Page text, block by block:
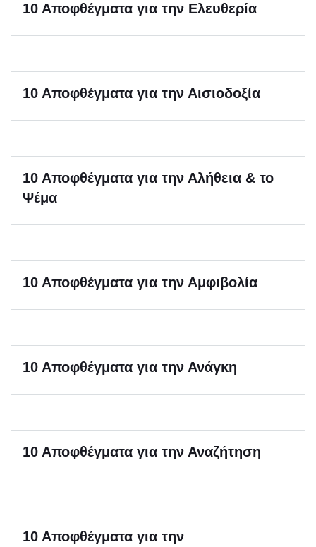
10 Αποφθέγματα για την Eλευθερία
10 Αποφθέγματα για την Αισιοδοξία
10 Αποφθέγματα για την Αλήθεια & το
Ψέμα
10 Αποφθέγματα για την Αμφιβολία
10 Αποφθέγματα για την Ανάγκη
10 Αποφθέγματα για την Αναζήτηση
10 Αποφθέγματα για την